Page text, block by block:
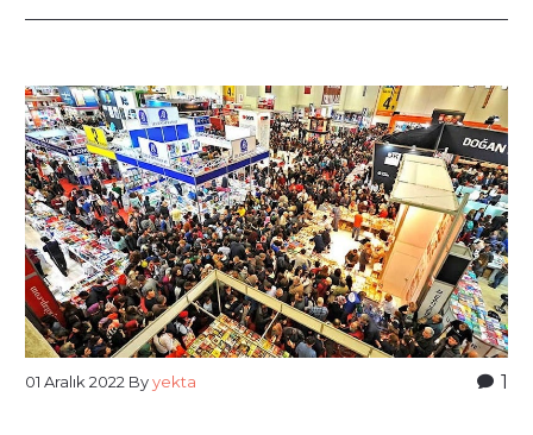
1
01 Aralık 2022 Byyekta